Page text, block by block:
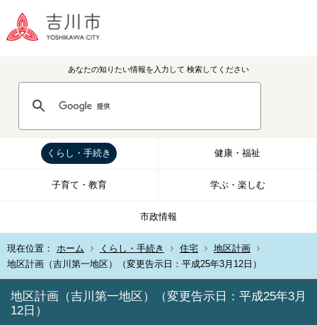
あなたの知りたい情報を入力して 検索してください
くらし・手続き 健康・福祉
子育て・教育 学ぶ・楽しむ
市政情報
現在位置： ホーム くらし・手続き 住宅
地区計画
地区計画（吉川第一地区）（変更告示日：平成25年3月12日）
地区計画（吉川第一地区）（変更告示日：平成25年3月
12日）